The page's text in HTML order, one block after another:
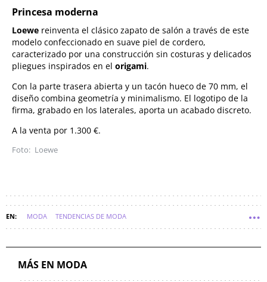
Princesa moderna
Loewe reinventa el clásico zapato de salón a través de este
modelo confeccionado en suave piel de cordero,
caracterizado por una construcción sin costuras y delicados
pliegues inspirados en el origami.
Con la parte trasera abierta y un tacón hueco de 70 mm, el
diseño combina geometría y minimalismo. El logotipo de la
firma, grabado en los laterales, aporta un acabado discreto.
A la venta por 1.300 €.
Loewe
MODA TENDENCIAS DE MODA
MÁS EN MODA